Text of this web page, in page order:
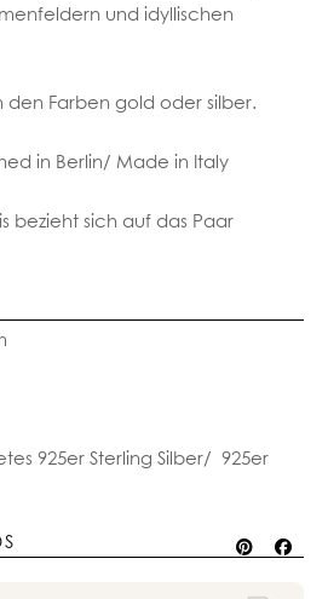
und idyllischen
den Farben gold oder silber.
in Berlin/ Made in Italy
bezieht sich auf das Paar
925er Sterling Silber/ 925er